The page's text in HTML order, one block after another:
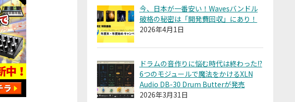
今、日本が一番安い！Wavesバンドル
破格の秘密は「開発費回収」にあり！
2026年4月1日
ドラムの音作りに悩む時代は終わった!?
6つのモジュールで魔法をかけるXLN
Audio DB-30 Drum Butterが発売
2026年3月31日